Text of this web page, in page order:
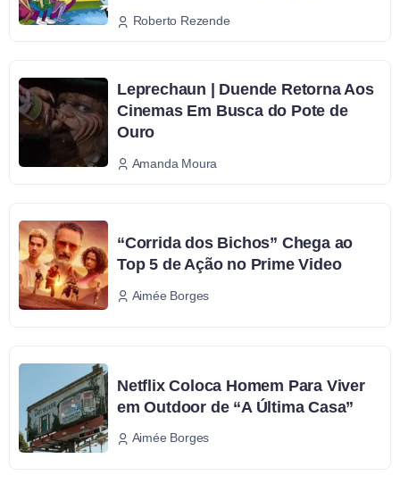
Roberto Rezende
Leprechaun | Duende Retorna Aos
Cinemas Em Busca do Pote de
Ouro
Amanda Moura
“Corrida dos Bichos” Chega ao
Top 5 de Ação no Prime Video
Aimée Borges
Netflix Coloca Homem Para Viver
em Outdoor de “A Última Casa”
Aimée Borges